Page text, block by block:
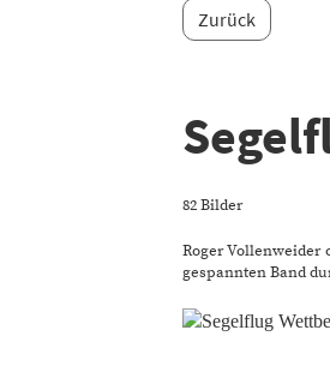
Zurück
82 Bilder
Roger Vollenweider
gespannten Band